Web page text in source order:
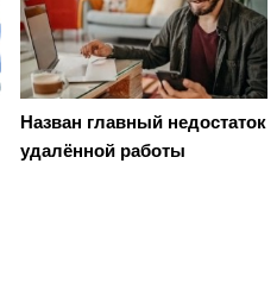
Назван главный недостаток
удалённой работы